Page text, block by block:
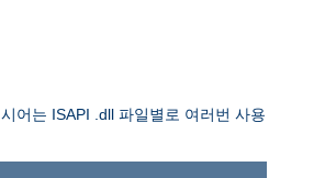
어는 ISAPI .dll 파일별로 여러번 사용